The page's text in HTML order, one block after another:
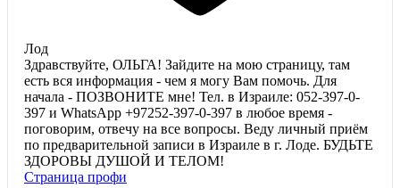
Лод
Здравствуйте, ОЛЬГА! Зайдите на мою страницу, там
есть вся информация - чем я могу Вам помочь. Для
начала - ПОЗВОНИТЕ мне! Тел. в Израиле: 052-397-0-
397 и WhatsApp +97252-397-0-397 в любое время -
поговорим, отвечу на все вопросы. Веду личный приём
по предварительной записи в Израиле в г. Лоде. БУДЬТЕ
ЗДОРОВЫ ДУШОЙ И ТЕЛОМ!
Страница профи